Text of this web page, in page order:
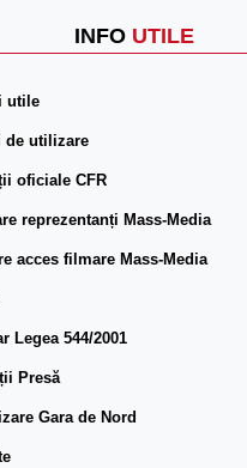
INFO UTILE
utile
de utilizare
oficiale CFR
reprezentanți Mass-Media
acces filmare Mass-Media
Legea 544/2001
Presă
Gara de Nord